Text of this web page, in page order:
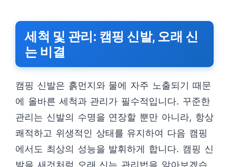
세척 및 관리: 캠핑 신발, 오래 신
는 비결
캠핑 신발은 흙먼지와 물에 자주 노출되기 때문
에 올바른 세척과 관리가 필수적입니다. 꾸준한
관리는 신발의 수명을 연장할 뿐만 아니라, 항상
쾌적하고 위생적인 상태를 유지하여 다음 캠핑
에서도 최상의 성능을 발휘하게 합니다. 캠핑 신
발을 새것처럼 오래 신는 관리법을 알아보겠습